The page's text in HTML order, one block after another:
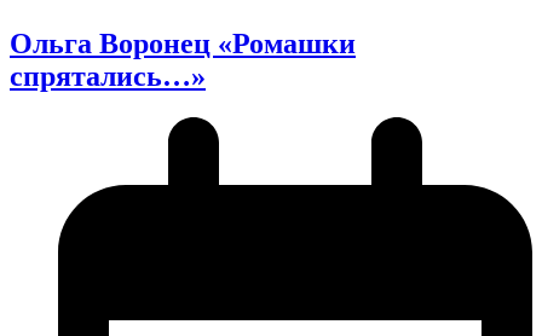
Ольга Воронец «Ромашки
спрятались…»